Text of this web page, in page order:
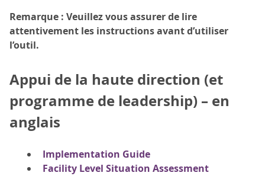
Remarque : Veuillez vous assurer de lire
attentivement les instructions avant d’utiliser
l’outil.
Appui de la haute direction (et
programme de leadership) – en
anglais
Implementation Guide
Facility Level Situation Assessment